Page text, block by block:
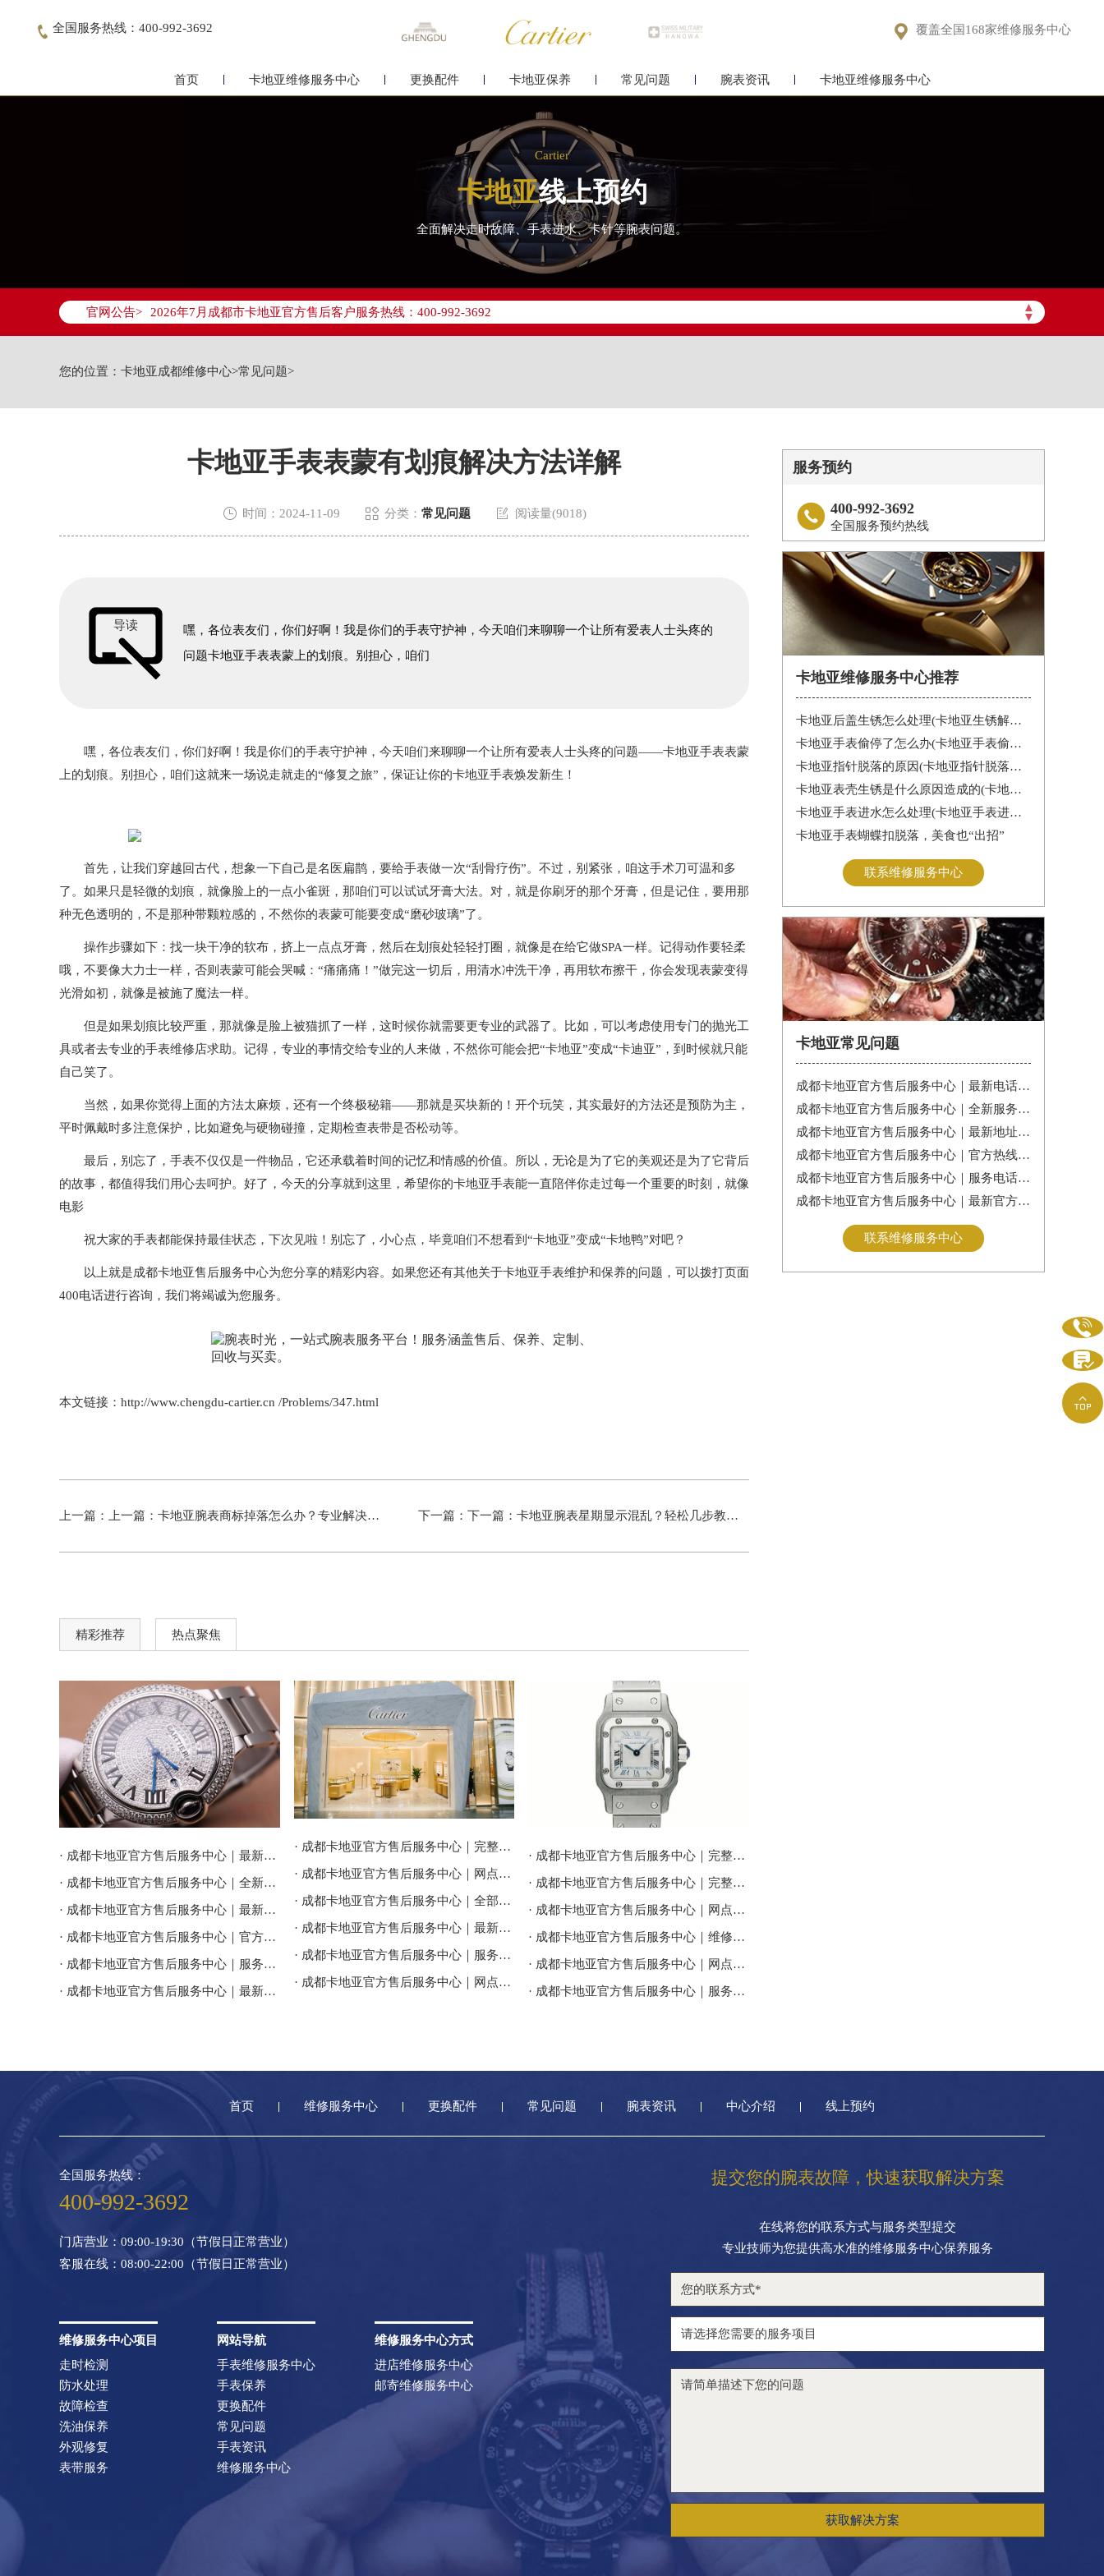
全国服务热线：400-992-3692  覆盖全国168家维修服务中心
首页 卡地亚维修服务中心 更换配件 卡地亚保养 常见问题 腕表资讯 卡地亚维修服务中心
Cartier
卡地亚线上预约
全面解决走时故障、手表进水、卡针等腕表问题。
官网公告> ▲
▼
2026年7月成都市卡地亚官方售后客户服务热线：400-992-3692
2026年7月卡地亚售后服务中心最新网点地址：
成都市锦江区人民东路6号SAC东原中心写字楼24层2406B室（需提前预约）
您的位置： 卡地亚成都维修中心>常见问题>
卡地亚手表表蒙有划痕解决方法详解
 时间：2024-11-09  分类： 常见问题  阅读量(9018)
导读
嘿，各位表友们，你们好啊！我是你们的手表守护神，今天咱们来聊聊一个让所有爱表人士头疼的
问题卡地亚手表表蒙上的划痕。别担心，咱们
嘿，各位表友们，你们好啊！我是你们的手表守护神，今天咱们来聊聊一个让所有爱表人士头疼的问题——卡地亚手表表蒙
上的划痕。别担心，咱们这就来一场说走就走的“修复之旅”，保证让你的卡地亚手表焕发新生！
首先，让我们穿越回古代，想象一下自己是名医扁鹊，要给手表做一次“刮骨疗伤”。不过，别紧张，咱这手术刀可温和多
了。如果只是轻微的划痕，就像脸上的一点小雀斑，那咱们可以试试牙膏大法。对，就是你刷牙的那个牙膏，但是记住，要用那
种无色透明的，不是那种带颗粒感的，不然你的表蒙可能要变成“磨砂玻璃”了。
操作步骤如下：找一块干净的软布，挤上一点点牙膏，然后在划痕处轻轻打圈，就像是在给它做SPA一样。记得动作要轻柔
哦，不要像大力士一样，否则表蒙可能会哭喊：“痛痛痛！”做完这一切后，用清水冲洗干净，再用软布擦干，你会发现表蒙变得
光滑如初，就像是被施了魔法一样。
但是如果划痕比较严重，那就像是脸上被猫抓了一样，这时候你就需要更专业的武器了。比如，可以考虑使用专门的抛光工
具或者去专业的手表维修店求助。记得，专业的事情交给专业的人来做，不然你可能会把“卡地亚”变成“卡迪亚”，到时候就只能
自己笑了。
当然，如果你觉得上面的方法太麻烦，还有一个终极秘籍——那就是买块新的！开个玩笑，其实最好的方法还是预防为主，
平时佩戴时多注意保护，比如避免与硬物碰撞，定期检查表带是否松动等。
最后，别忘了，手表不仅仅是一件物品，它还承载着时间的记忆和情感的价值。所以，无论是为了它的美观还是为了它背后
的故事，都值得我们用心去呵护。好了，今天的分享就到这里，希望你的卡地亚手表能一直陪伴你走过每一个重要的时刻，就像
电影
祝大家的手表都能保持最佳状态，下次见啦！别忘了，小心点，毕竟咱们不想看到“卡地亚”变成“卡地鸭”对吧？
以上就是成都卡地亚售后服务中心为您分享的精彩内容。如果您还有其他关于卡地亚手表维护和保养的问题，可以拨打页面
400电话进行咨询，我们将竭诚为您服务。
本文链接：http://www.chengdu-cartier.cn /Problems/347.html
上一篇：上一篇： 卡地亚腕表商标掉落怎么办？专业解决方案助您轻松应对 下一篇：下一篇： 卡地亚腕表星期显示混乱？轻松几步教你精准调校
精彩推荐 热点聚焦
· 成都卡地亚官方售后服务中心｜最新电话和维修门店地址权威信息公告（2026年7月最新）
· 成都卡地亚官方售后服务中心｜全新服务热线及门店地址权威信息公告（2026年7月最新）
· 成都卡地亚官方售后服务中心｜最新地址及服务热线权威信息通告（2026年7月最新）
· 成都卡地亚官方售后服务中心｜官方热线与门店地址权威信息公示（2026年7月最新）
· 成都卡地亚官方售后服务中心｜服务电话及全部地址权威信息公告（2026年7月最新）
· 成都卡地亚官方售后服务中心｜最新官方电话和维修地址权威信息通告（2026年7月最新）
· 成都卡地亚官方售后服务中心｜完整地址与联系电话权威信息公告（2026年7月最新）
· 成都卡地亚官方售后服务中心｜网点地址与售后服务电话权威信息公告（2026年7月最新）
· 成都卡地亚官方售后服务中心｜全部地址及24小时客服热线权威信息公告（2026年7月最新）
· 成都卡地亚官方售后服务中心｜最新地址及官方客服热线权威信息通告（2026年7月最新）
· 成都卡地亚官方售后服务中心｜服务热线及网点地址权威信息公告（2026年7月最新）
· 成都卡地亚官方售后服务中心｜网点地址与官方客服电话权威信息公告（2026年7月最新）
· 成都卡地亚官方售后服务中心｜完整地址与售后热线权威信息通告（2026年7月最新）
· 成都卡地亚官方售后服务中心｜完整地址及官方售后热线权威信息公告（2026年7月最新）
· 成都卡地亚官方售后服务中心｜网点地址与电话权威信息公告（2026年7月最新）
· 成都卡地亚官方售后服务中心｜维修地址与售后服务电话权威信息通告（2026年7月最新）
· 成都卡地亚官方售后服务中心｜网点地址和官方热线权威信息公示（2026年7月最新）
· 成都卡地亚官方售后服务中心｜服务热线及门店官方地址权威信息公告（2026年7月最新）
服务预约
 400-992-3692
全国服务预约热线
卡地亚维修服务中心推荐
卡地亚后盖生锈怎么处理(卡地亚生锈解决办法)
卡地亚手表偷停了怎么办(卡地亚手表偷停解决办法)
卡地亚指针脱落的原因(卡地亚指针脱落怎么办？)
卡地亚表壳生锈是什么原因造成的(卡地亚手表生锈怎么办？)
卡地亚手表进水怎么处理(卡地亚手表进水怎么办)
卡地亚手表蝴蝶扣脱落，美食也“出招”
联系维修服务中心
卡地亚常见问题
成都卡地亚官方售后服务中心｜最新电话和维修门店地址权威信息公告（2026年7月最新）
成都卡地亚官方售后服务中心｜全新服务热线及门店地址权威信息公告（2026年7月最新）
成都卡地亚官方售后服务中心｜最新地址及服务热线权威信息通告（2026年7月最新）
成都卡地亚官方售后服务中心｜官方热线与门店地址权威信息公示（2026年7月最新）
成都卡地亚官方售后服务中心｜服务电话及全部地址权威信息公告（2026年7月最新）
成都卡地亚官方售后服务中心｜最新官方电话和维修地址权威信息通告（2026年7月最新）
联系维修服务中心
首页 维修服务中心 更换配件 常见问题 腕表资讯 中心介绍 线上预约
提交您的腕表故障，快速获取解决方案
在线将您的联系方式与服务类型提交
专业技师为您提供高水准的维修服务中心保养服务
获取解决方案
全国服务热线：
400-992-3692
门店营业：09:00-19:30（节假日正常营业）
客服在线：08:00-22:00（节假日正常营业）
维修服务中心项目
走时检测
防水处理
故障检查
洗油保养
外观修复
表带服务
网站导航
手表维修服务中心
手表保养
更换配件
常见问题
手表资讯
维修服务中心
维修服务中心方式
进店维修服务中心
邮寄维修服务中心


